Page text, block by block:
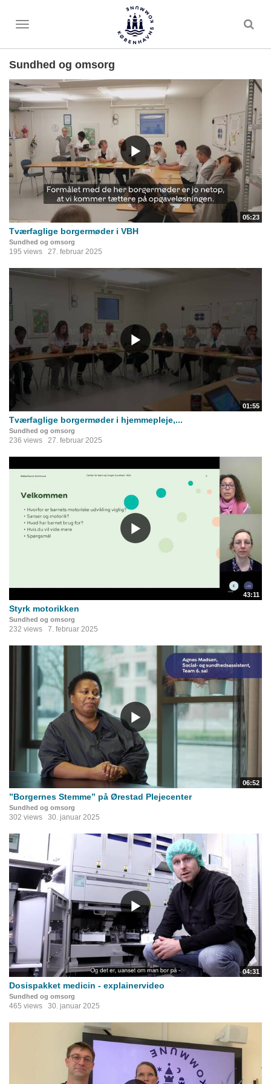
Toggle
Sundhed og omsorg
05:23
Tværfaglige borgermøder i VBH
Sundhed og omsorg
195 views 27. februar 2025
01:55
Tværfaglige borgermøder i hjemmepleje,...
Sundhed og omsorg
236 views 27. februar 2025
43:11
Styrk motorikken
Sundhed og omsorg
232 views 7. februar 2025
06:52
”Borgernes Stemme” på Ørestad Plejecenter
Sundhed og omsorg
302 views 30. januar 2025
04:31
Dosispakket medicin - explainervideo
Sundhed og omsorg
465 views 30. januar 2025